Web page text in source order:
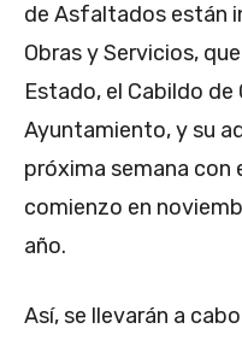
de Asfaltados están
Obras y Servicios,
Estado, el Cabildo de
Ayuntamiento, y su
próxima semana con
comienzo en
año.
Así, se llevarán a